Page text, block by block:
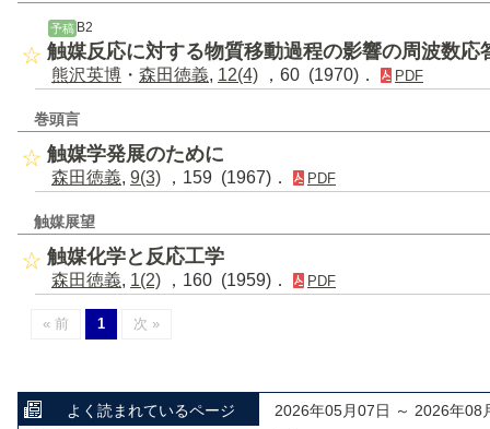
予稿 B2
触媒反応に対する物質移動過程の影響の周波数応
熊沢英博 ・ 森田徳義, 12(4) ，60 (1970)． PDF
巻頭言
触媒学発展のために
森田徳義, 9(3) ，159 (1967)． PDF
触媒展望
触媒化学と反応工学
森田徳義, 1(2) ，160 (1959)． PDF
« 前 1 次 »
よく読まれているページ 2026年05月07日 ～ 2026年08